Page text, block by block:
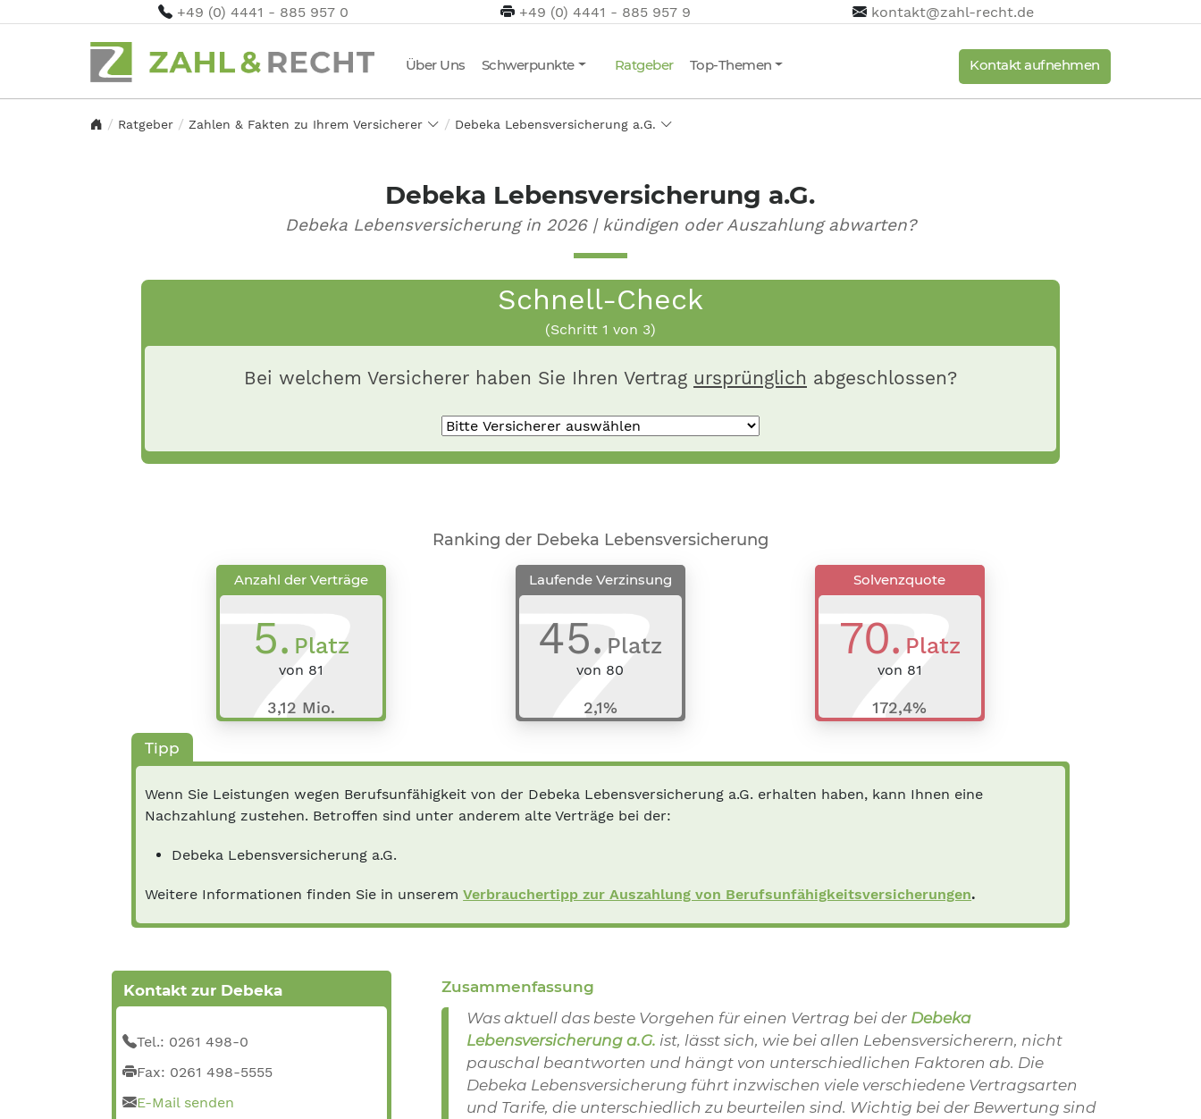
+49 (0) 4441 - 885 957 0 +49 (0) 4441 - 885 957 9 kontakt@zahl-recht.de
Über Uns Schwerpunkte Ratgeber Top-Themen Kontakt aufnehmen
Ratgeber Zahlen & Fakten zu Ihrem Versicherer Debeka Lebensversicherung a.G.
Debeka Lebensversicherung a.G.
Debeka Lebensversicherung in 2026 | kündigen oder Auszahlung abwarten?
Schnell-Check
(Schritt 1 von 3)
Bei welchem Versicherer haben Sie Ihren Vertrag ursprünglich abgeschlossen?
Ranking der Debeka Lebensversicherung
Anzahl der Verträge
5. Platz
von 81
3,12 Mio.
Laufende Verzinsung
45. Platz
von 80
2,1%
Solvenzquote
70. Platz
von 81
172,4%
Tipp
Wenn Sie Leistungen wegen Berufsunfähigkeit von der Debeka Lebensversicherung a.G. erhalten haben, kann Ihnen eine
Nachzahlung zustehen. Betroffen sind unter anderem alte Verträge bei der:
Debeka Lebensversicherung a.G.
Weitere Informationen finden Sie in unseremVerbrauchertipp zur Auszahlung von Berufsunfähigkeitsversicherungen.
Kontakt zur Debeka
Tel.: 0261 498-0
Fax: 0261 498-5555
E-Mail senden
Zusammenfassung
Was aktuell das beste Vorgehen für einen Vertrag bei der Debeka
Lebensversicherung a.G. ist, lässt sich, wie bei allen Lebensversicherern, nicht
pauschal beantworten und hängt von unterschiedlichen Faktoren ab. Die
Debeka Lebensversicherung führt inzwischen viele verschiedene Vertragsarten
und Tarife, die unterschiedlich zu beurteilen sind. Wichtig bei der Bewertung sind